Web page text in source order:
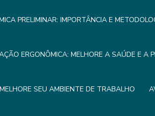
PRELIMINAR: IMPORTÂNCIA E
ERGONÔMICA: MELHORE A SAÚDE E
SEU AMBIENTE DE TRABALHO